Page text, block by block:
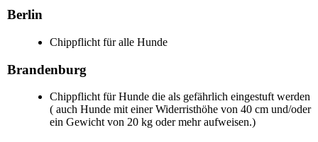
Berlin
Chippflicht für alle Hunde
Brandenburg
Chippflicht für Hunde die als gefährlich eingestuft werden
( auch Hunde mit einer Widerristhöhe von 40 cm und/oder
ein Gewicht von 20 kg oder mehr aufweisen.)